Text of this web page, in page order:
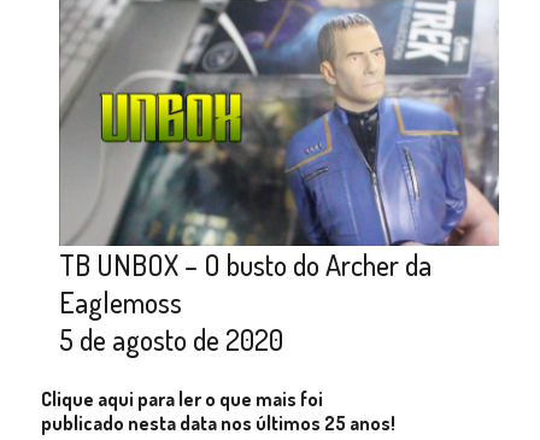
TB UNBOX – O busto do Archer da
Eaglemoss
5 de agosto de 2020
Clique aqui para ler o que mais foi
publicado nesta data nos últimos 25 anos!